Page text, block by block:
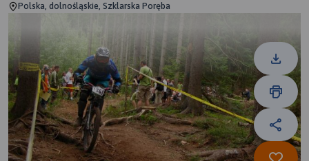
Polska, dolnośląskie, Szklarska Poręba